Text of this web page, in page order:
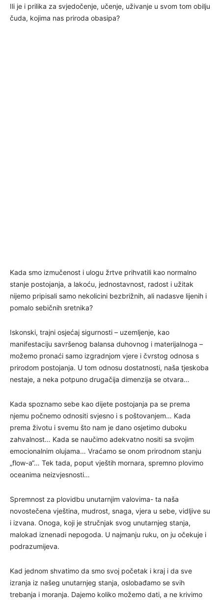
Ili je i prilika za svjedočenje, učenje, uživanje u svom tom obilju
čuda, kojima nas priroda obasipa?
Kada smo izmučenost i ulogu žrtve prihvatili kao normalno
stanje postojanja, a lakoću, jednostavnost, radost i užitak
nijemo pripisali samo nekolicini bezbrižnih, ali nadasve lijenih i
pomalo sebičnih sretnika?
Iskonski, trajni osjećaj sigurnosti – uzemljenje, kao
manifestaciju savršenog balansa duhovnog i materijalnoga –
možemo pronaći samo izgradnjom vjere i čvrstog odnosa s
prirodom postojanja. U tom odnosu dostatnosti, naša tjeskoba
nestaje, a neka potpuno drugačija dimenzija se otvara…
Kada spoznamo sebe kao dijete postojanja pa se prema
njemu počnemo odnositi svjesno i s poštovanjem… Kada
prema životu i svemu što nam je dano osjetimo duboku
zahvalnost… Kada se naučimo adekvatno nositi sa svojim
emocionalnim olujama… Vraćamo se onom prirodnom stanju
„flow-a“… Tek tada, poput vještih mornara, spremno plovimo
oceanima neizvjesnosti…
Spremnost za plovidbu unutarnjim valovima- ta naša
novostečena vještina, mudrost, snaga, vjera u sebe, vidljive su
i izvana. Onoga, koji je stručnjak svog unutarnjeg stanja,
malokad iznenadi nepogoda. U najmanju ruku, on ju očekuje i
podrazumijeva.
Kad jednom shvatimo da smo svoj početak i kraj i da sve
izranja iz našeg unutarnjeg stanja, oslobađamo se svih
trebanja i moranja. Dajemo koliko možemo dati, a ne krivimo